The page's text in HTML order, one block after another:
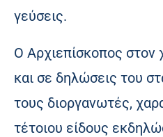
γεύσεις.
Ο Αρχιεπίσκοπος στον
και σε δηλώσεις του
τους διοργανωτές,
τέτοιου είδους